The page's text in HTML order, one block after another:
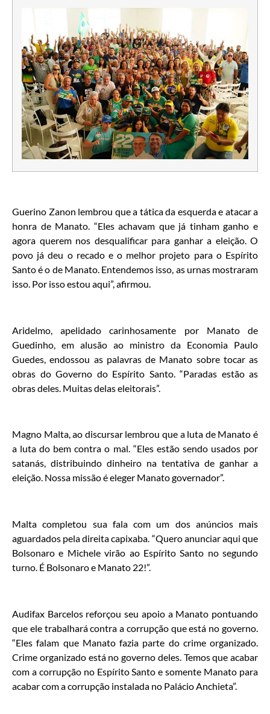
Guerino Zanon lembrou que a tática da esquerda e atacar a
honra de Manato. “Eles achavam que já tinham ganho e
agora querem nos desqualificar para ganhar a eleição. O
povo já deu o recado e o melhor projeto para o Espírito
Santo é o de Manato. Entendemos isso, as urnas mostraram
isso. Por isso estou aqui”, afirmou.
Aridelmo, apelidado carinhosamente por Manato de
Guedinho, em alusão ao ministro da Economia Paulo
Guedes, endossou as palavras de Manato sobre tocar as
obras do Governo do Espírito Santo. “Paradas estão as
obras deles. Muitas delas eleitorais”.
Magno Malta, ao discursar lembrou que a luta de Manato é
a luta do bem contra o mal. “Eles estão sendo usados por
satanás, distribuindo dinheiro na tentativa de ganhar a
eleição. Nossa missão é eleger Manato governador”.
Malta completou sua fala com um dos anúncios mais
aguardados pela direita capixaba. “Quero anunciar aqui que
Bolsonaro e Michele virão ao Espírito Santo no segundo
turno. É Bolsonaro e Manato 22!”.
Audifax Barcelos reforçou seu apoio a Manato pontuando
que ele trabalhará contra a corrupção que está no governo.
“Eles falam que Manato fazia parte do crime organizado.
Crime organizado está no governo deles. Temos que acabar
com a corrupção no Espírito Santo e somente Manato para
acabar com a corrupção instalada no Palácio Anchieta”.